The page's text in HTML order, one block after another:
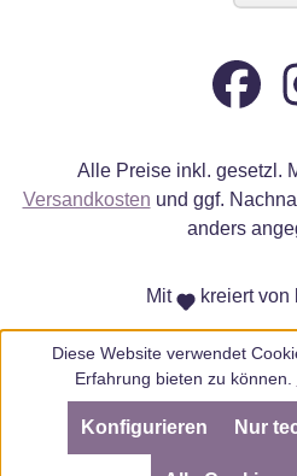
Alle Preise inkl. gesetzl.
Versandkosten und ggf.
anders
Mit kreiert von
Diese Website verwendet
Erfahrung bieten zu können.
Nur
Konfigurieren
SEHR GUT